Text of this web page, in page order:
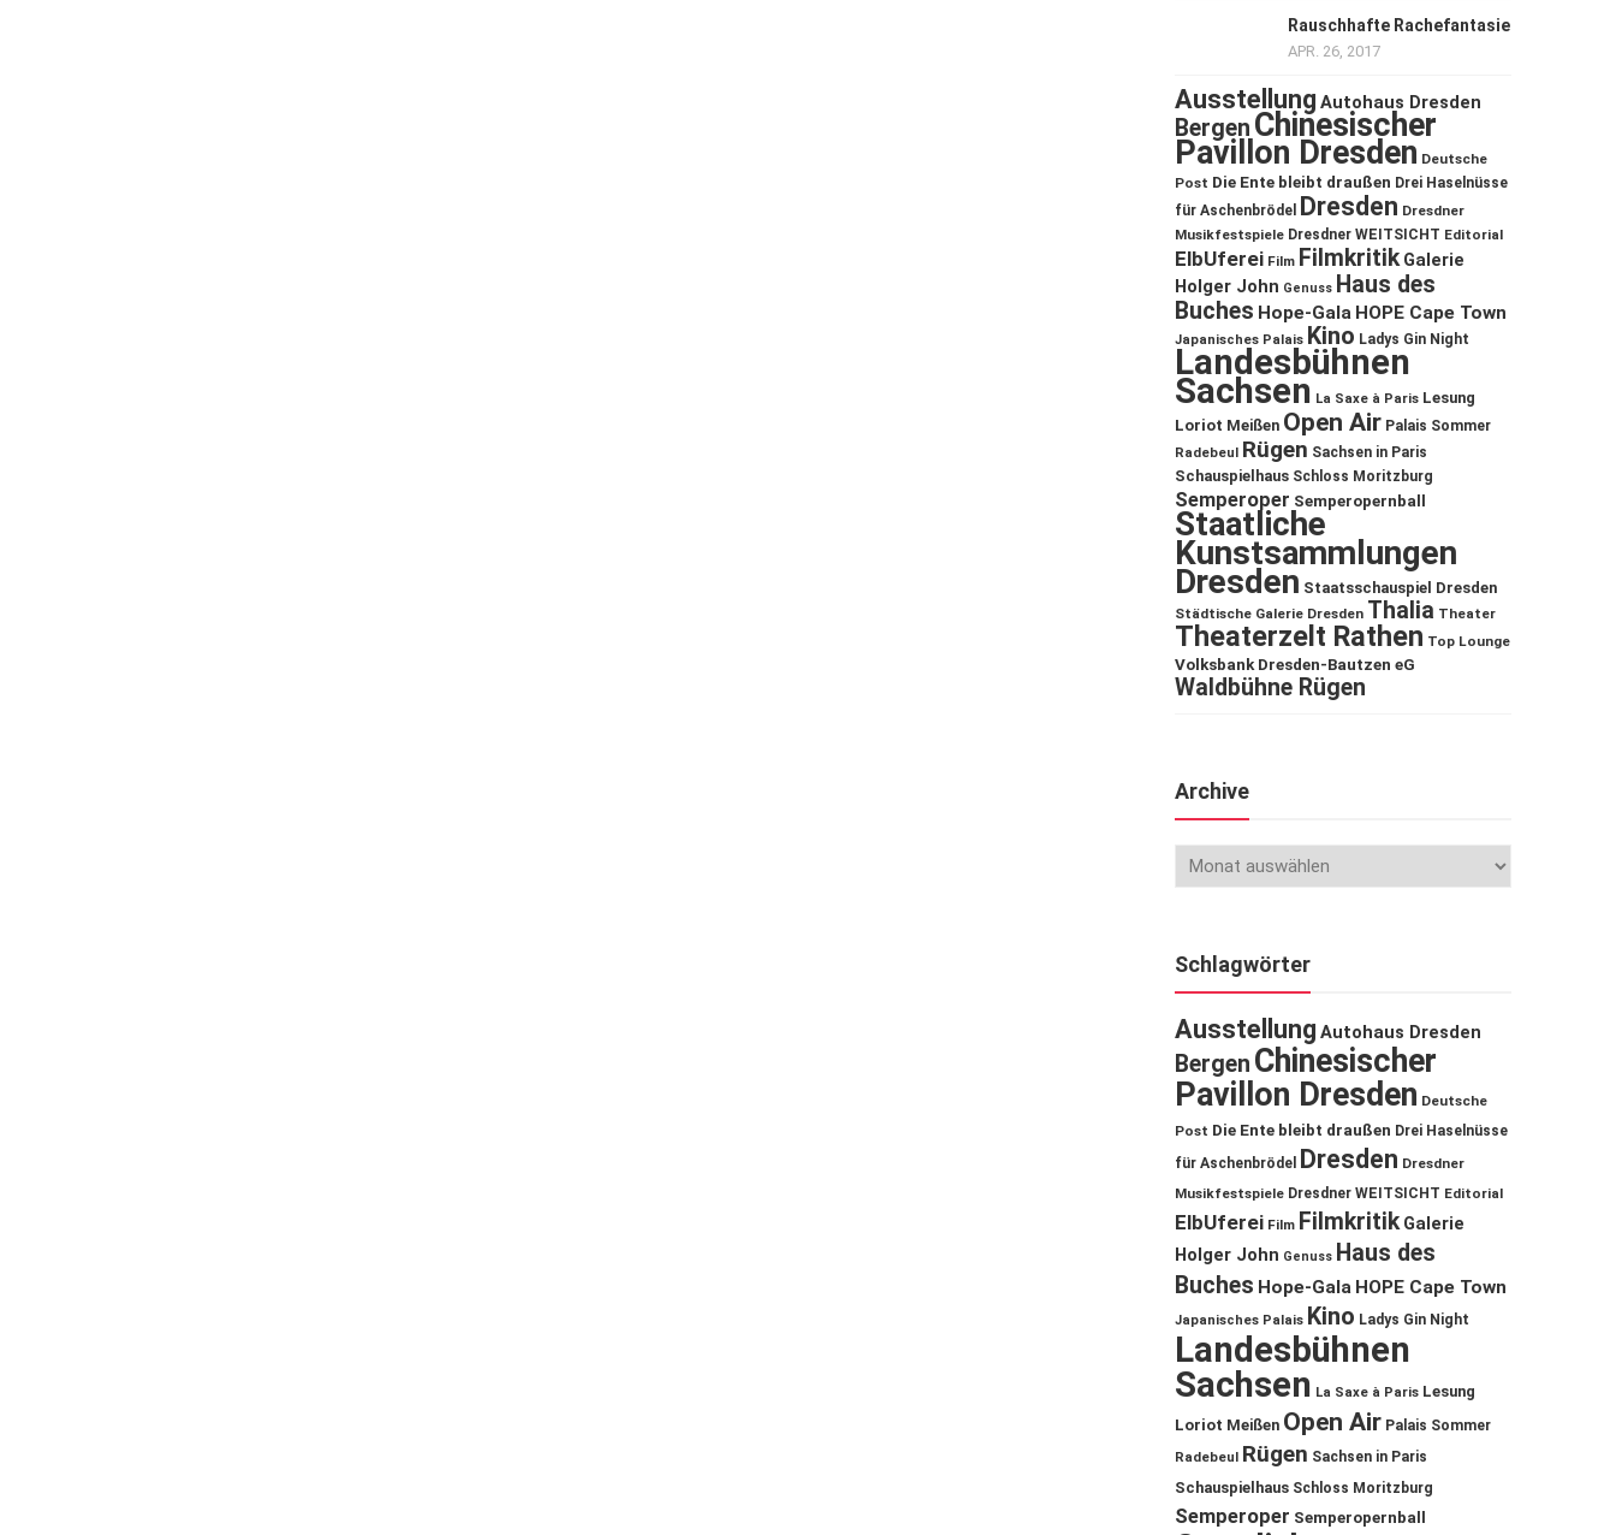
Rauschhafte Rachefantasie
APR. 26, 2017
Ausstellung Autohaus Dresden
Bergen Chinesischer
Pavillon Dresden Deutsche
Post Die Ente bleibt draußen Drei Haselnüsse
für Aschenbrödel
Dresden Dresdner
Musikfestspiele Dresdner WEITSICHT Editorial
ElbUferei Film Filmkritik Galerie
Holger John Genuss Haus des
Buches Hope-Gala HOPE Cape Town
Japanisches Palais Kino Ladys Gin Night
Landesbühnen
Sachsen La Saxe à Paris Lesung
Loriot Meißen Open Air Palais Sommer
Radebeul Rügen Sachsen in Paris
Schauspielhaus Schloss Moritzburg
Semperoper Semperopernball
Staatliche
Kunstsammlungen
Dresden Staatsschauspiel Dresden
Städtische Galerie Dresden Thalia Theater
Theaterzelt Rathen Top Lounge
Volksbank Dresden-Bautzen eG
Waldbühne Rügen
Archive
Schlagwörter
Ausstellung Autohaus Dresden
Bergen Chinesischer
Pavillon Dresden Deutsche
Post Die Ente bleibt draußen Drei Haselnüsse
für Aschenbrödel
Dresden Dresdner
Musikfestspiele Dresdner WEITSICHT Editorial
ElbUferei Film Filmkritik Galerie
Holger John Genuss Haus des
Buches Hope-Gala HOPE Cape Town
Japanisches Palais Kino Ladys Gin Night
Landesbühnen
Sachsen La Saxe à Paris Lesung
Loriot Meißen Open Air Palais Sommer
Radebeul Rügen Sachsen in Paris
Schauspielhaus Schloss Moritzburg
Semperoper Semperopernball